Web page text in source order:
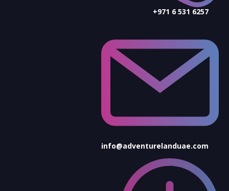
+971 6 531 6257
info@adventurelanduae.com